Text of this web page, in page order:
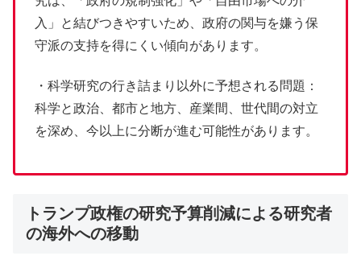
入」と結びつきやすいため、政府の関与を嫌う保
守派の支持を得にくい傾向があります。
・科学研究の行き詰まり以外に予想される問題：
科学と政治、都市と地方、産業間、世代間の対立
を深め、今以上に分断が進む可能性があります。
トランプ政権の研究予算削減による研究者
の海外への移動